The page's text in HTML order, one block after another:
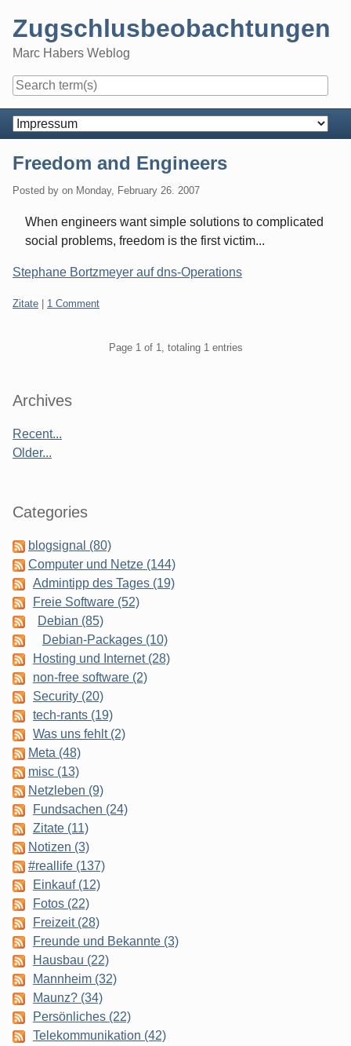
content
Zugschlusbeobachtungen
Marc Habers Weblog
Navigation
Freedom and Engineers
Posted by on Monday, February 26. 2007
When engineers want simple solutions to complicated
social problems, freedom is the first victim...
Stephane Bortzmeyer auf dns-Operations
Categories:
Zitate 1 Comment
Page 1 of 1, totaling 1 entries
Sidebar
Archives
Recent...
Older...
Categories
blogsignal (80)
Computer und Netze (144)
Admintipp des Tages (19)
Freie Software (52)
Debian (85)
Debian-Packages (10)
Hosting und Internet (28)
non-free software (2)
Security (20)
tech-rants (19)
Was uns fehlt (2)
Meta (48)
misc (13)
Netzleben (9)
Fundsachen (24)
Zitate (11)
Notizen (3)
#reallife (137)
Einkauf (12)
Fotos (22)
Freizeit (28)
Freunde und Bekannte (3)
Hausbau (22)
Mannheim (32)
Maunz? (34)
Persönliches (22)
Telekommunikation (42)